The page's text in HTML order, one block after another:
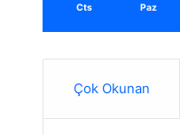
Cts Paz
Çok Okunan